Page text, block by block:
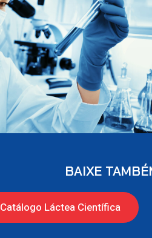
BAIXE
Catálogo Láctea Científica